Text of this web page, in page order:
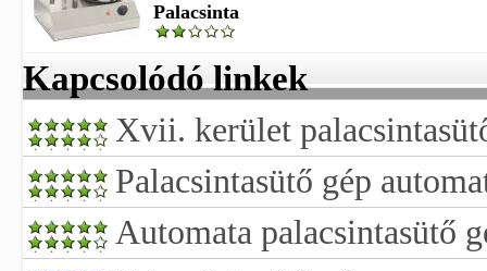
Palacsinta
Kapcsolódó linkek
Xvii. kerület
Palacsintasütő gép
Automata palacsintasütő